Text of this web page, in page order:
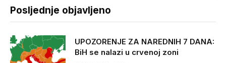
Posljednje objavljeno
UPOZORENJE ZA NAREDNIH 7 DANA:
BiH se nalazi u crvenoj zoni